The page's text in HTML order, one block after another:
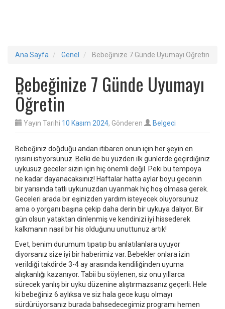
Ana Sayfa Genel Bebeğinize 7 Günde Uyumayı Öğretin
Bebeğinize 7 Günde Uyumayı
Öğretin
Yayın Tarihi 10 Kasım 2024, Gönderen Belgeci
Bebeğiniz doğduğu andan itibaren onun için her şeyin en
iyisini istiyorsunuz. Belki de bu yüzden ilk günlerde geçirdiğiniz
uykusuz geceler sizin için hiç önemli değil. Peki bu tempoya
ne kadar dayanacaksınız! Haftalar hatta aylar boyu gecenin
bir yarısında tatlı uykunuzdan uyanmak hiç hoş olmasa gerek.
Geceleri arada bir eşinizden yardım isteyecek oluyorsunuz
ama o yorganı başına çekip daha derin bir uykuya dalıyor. Bir
gün olsun yataktan dinlenmiş ve kendinizi iyi hissederek
kalkmanın nasıl bir his olduğunu unuttunuz artık!
Evet, benim durumum tıpatıp bu anlatılanlara uyuyor
diyorsanız size iyi bir haberimiz var. Bebekler onlara izin
verildiği takdirde 3-4 ay arasında kendiliğinden uyuma
alışkanlığı kazanıyor. Tabii bu söylenen, siz onu yıllarca
sürecek yanlış bir uyku düzenine alıştırmazsanız geçerli. Hele
ki bebeğiniz 6 aylıksa ve siz hala gece kuşu olmayı
sürdürüyorsanız burada bahsedecegimiz programı hemen